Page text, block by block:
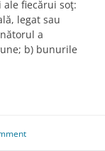
fiecărui soţ:
legat sau
a
b) bunurile